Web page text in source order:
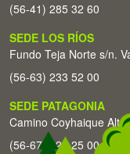
(56-41) 285 32 60
SEDE LOS RÍOS
Fundo Teja Norte s/n.
(56-63) 233 52 00
SEDE PATAGONIA
Camino Coyhaique
(56-67) 226 25 00